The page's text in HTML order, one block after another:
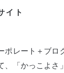
イト
ポレート＋ブロ
、「かっこよさ